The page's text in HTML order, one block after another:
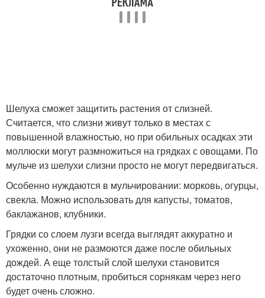
Шелуха сможет защитить растения от слизней.
Считается, что слизни живут только в местах с
повышенной влажностью, но при обильных осадках эти
моллюски могут размножиться на грядках с овощами. По
мульче из шелухи слизни просто не могут передвигаться.
Особенно нуждаются в мульчировании: морковь, огурцы,
свекла. Можно использовать для капусты, томатов,
баклажанов, клубники.
Грядки со слоем лузги всегда выглядят аккуратно и
ухоженно, они не размоются даже после обильных
дождей. А еще толстый слой шелухи становится
достаточно плотным, пробиться сорнякам через него
будет очень сложно.